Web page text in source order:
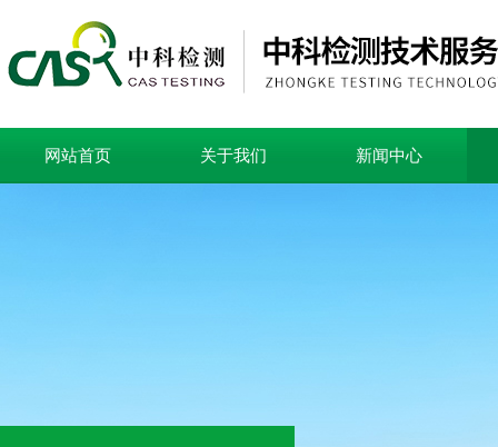
网站首页 关于我们 新闻中心